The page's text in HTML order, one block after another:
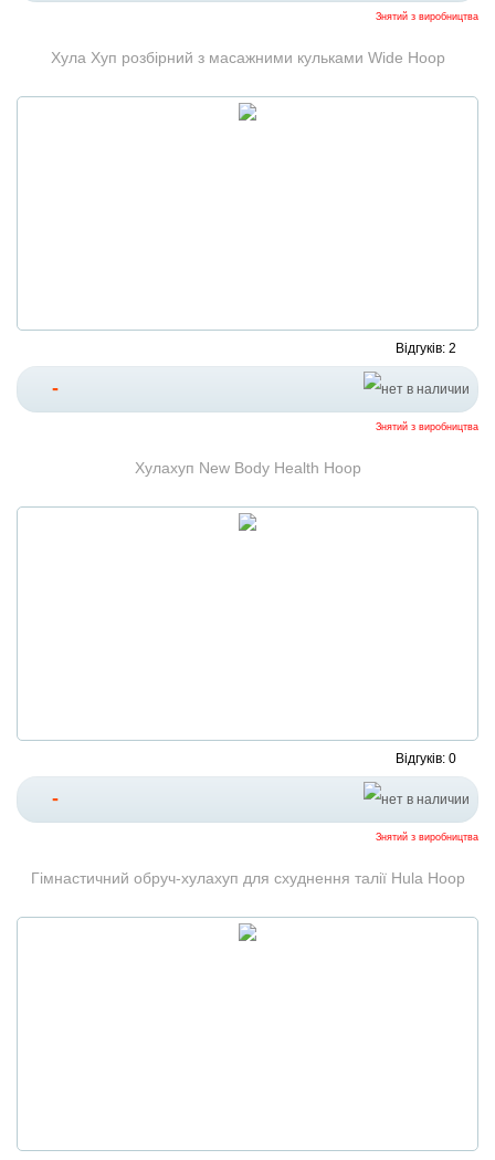
Знятий з виробництва
Хула Хуп розбірний з масажними кульками Wide Hoop
Відгуків: 2
-
Знятий з виробництва
Хулахуп New Body Health Hoop
Відгуків: 0
-
Знятий з виробництва
Гімнастичний обруч-хулахуп для схуднення талії Hula Hoop